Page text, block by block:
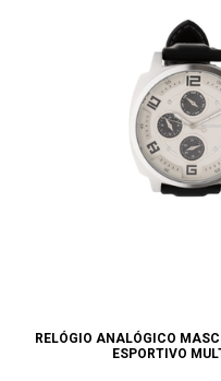
RELÓGIO ANALÓGICO
ESPORTIVO